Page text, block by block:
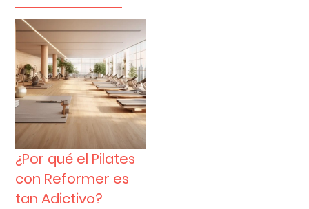
¿Por qué el Pilates
con Reformer es
tan Adictivo?